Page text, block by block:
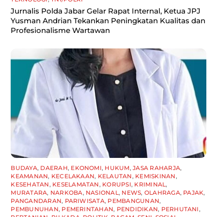
Jurnalis Polda Jabar Gelar Rapat Internal, Ketua JPJ
Yusman Andrian Tekankan Peningkatan Kualitas dan
Profesionalisme Wartawan
BUDAYA, DAERAH, EKONOMI, HUKUM,JASA RAHARJA,
KEAMANAN, KECELAKAAN, KELAUTAN , KEMISKINAN ,
KESEHATAN , KESELAMATAN , KORUPSI, KRIMINAL ,
MURATARA, NARKOBA, NASIONAL , NEWS, OLAHRAGA, PAJAK,
PANGANDARAN, PARIWISATA, PEMBANGUNAN,
PEMBUNUHAN, PEMERINTAHAN, PENDIDIKAN, PERHUTANI ,